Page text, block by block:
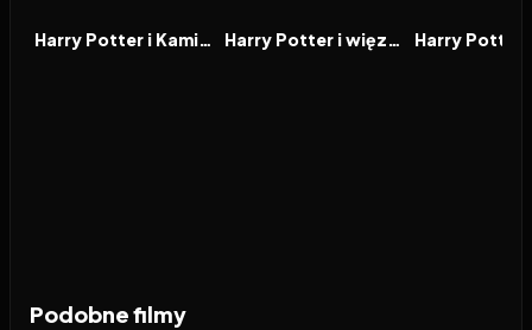
FILM Harry Potter i Kamień Filozoficzny FILM Harry Potter i więzień Azkabanu FILM
Podobne filmy